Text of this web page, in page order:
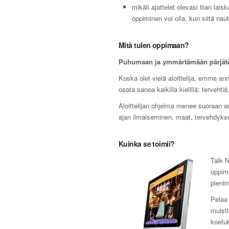
mikäli ajattelet olevasi liian
oppiminen voi olla, kun siitä
Mitä tulen oppimaan?
Puhumaan ja ymmärtämään
Koska olet vielä aloittelija, emme
osata sanoa kaikilla kielillä:
Aloittelijan ohjelma menee suoraan
ajan ilmaiseminen, maat,
Kuinka se toimii?
Talk